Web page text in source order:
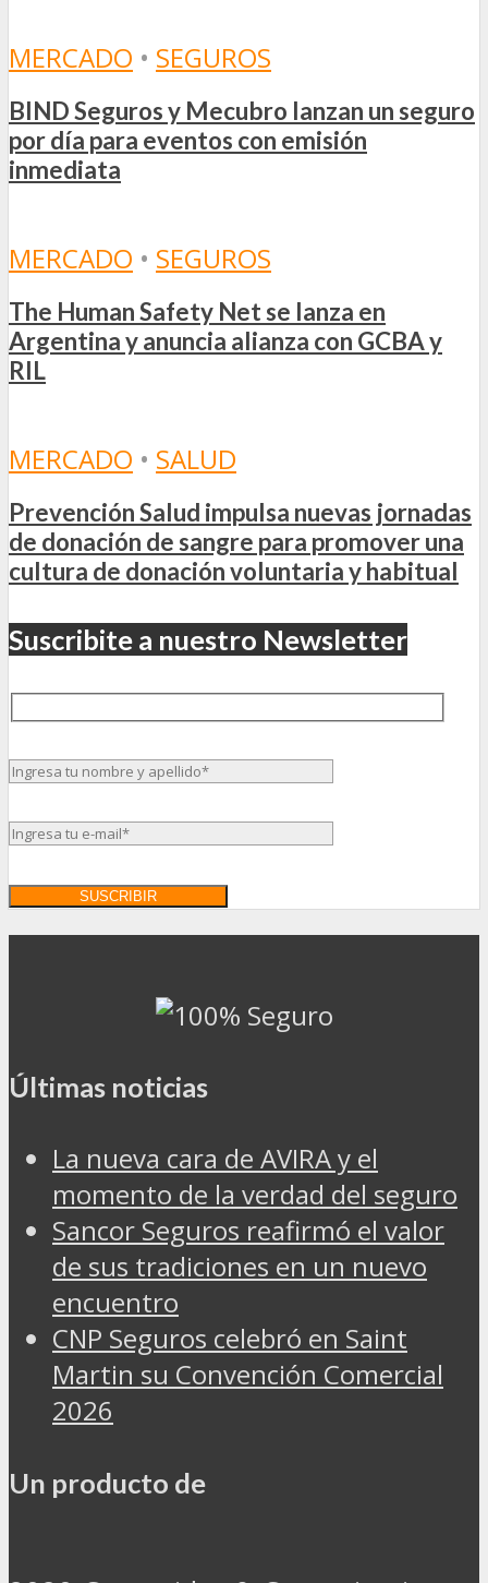
MERCADO • SEGUROS
BIND Seguros y Mecubro lanzan un seguro
por día para eventos con emisión
inmediata
MERCADO • SEGUROS
The Human Safety Net se lanza en
Argentina y anuncia alianza con GCBA y
RIL
MERCADO • SALUD
Prevención Salud impulsa nuevas jornadas
de donación de sangre para promover una
cultura de donación voluntaria y habitual
Suscribite a nuestro Newsletter
Últimas noticias
La nueva cara de AVIRA y el
momento de la verdad del seguro
Sancor Seguros reafirmó el valor
de sus tradiciones en un nuevo
encuentro
CNP Seguros celebró en Saint
Martin su Convención Comercial
2026
Un producto de